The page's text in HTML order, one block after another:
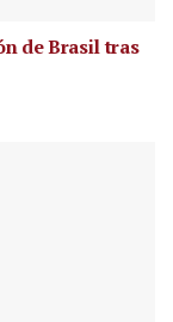
de Brasil tras